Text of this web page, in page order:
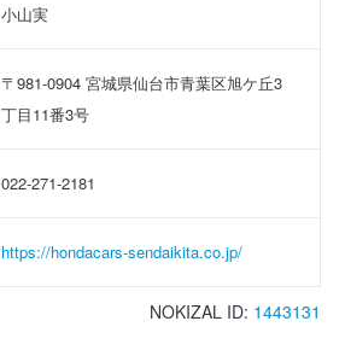
小山実
〒981-0904 宮城県仙台市青葉区旭ケ丘3
丁目11番3号
022-271-2181
https://hondacars-sendaikita.co.jp/
NOKIZAL ID: 1443131